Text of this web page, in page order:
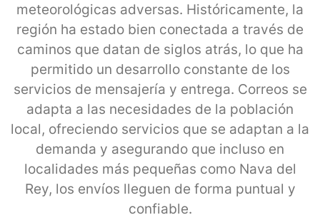
meteorológicas adversas. Históricamente, la
región ha estado bien conectada a través de
caminos que datan de siglos atrás, lo que ha
permitido un desarrollo constante de los
servicios de mensajería y entrega. Correos se
adapta a las necesidades de la población
local, ofreciendo servicios que se adaptan a la
demanda y asegurando que incluso en
localidades más pequeñas como Nava del
Rey, los envíos lleguen de forma puntual y
confiable.